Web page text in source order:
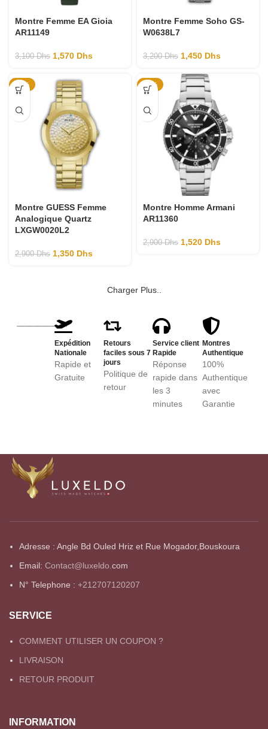
Montre Femme EA Gioia
AR11149
3,100Dhs 1,570 Dhs
Montre Femme Soho GS-
W0638L7
3,200Dhs 1,450 Dhs
-53%
Montre GUESS Femme
Analogique Quartz
LXGW0020L2
2,900Dhs 1,350 Dhs
-48%
Montre Homme Armani
AR11360
2,900Dhs 1,520 Dhs
Charger Plus..
Expédition
Nationale
Rapide et
Gratuite
Retours
faciles sous 7
jours
Politique de
retour
Service client
Rapide
Réponse
rapide dans
les 3
minutes
Montres
Authentique
100%
Authentique
avec
Garantie
Adresse : Angle Bd Ouled Hriz et Rue Mogador,Bouskoura
Email: Contact@luxeldo.com
N° Telephone : +212707120207
SERVICE
COMMENT UTILISER UN COUPON ?
LIVRAISON
RETOUR PRODUIT
INFORMATION